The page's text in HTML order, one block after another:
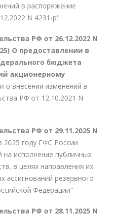
в распоряжение
N 4231-р"
РФ от 26.12.2022 N
О предоставлении в
бюджета
акционерному
о внесении изменений в
РФ от 12.10.2021 N
РФ от 29.11.2025 N
году ГФС России
исполнение публичных
в целях направления их
ассигнований резервного
Федерации"
РФ от 28.11.2025 N